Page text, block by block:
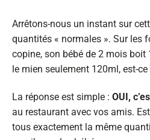
Arrêtons-nous un instant sur
quantités « normales ». Sur les
copine, son bébé de 2 mois boit
le mien seulement 120ml, est-
La réponse est simple : OUI,
au restaurant avec vos amis.
tous exactement la même